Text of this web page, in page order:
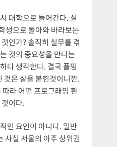
대학으로 들어간다. 실
생으로 돌아와 바라보는
인가? 솔직히 실무를 겪
것의 중요성을 안다는
다 생각한다. 결국 플밍
것은 살을 붙힌것이니깐.
라 어떤 프로그래밍 환
이다.
인 요인이 아니다. 일반
사실 서울의 아주 상위권